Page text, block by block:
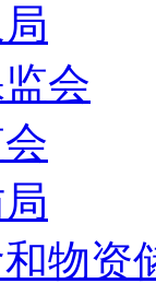
会
物资